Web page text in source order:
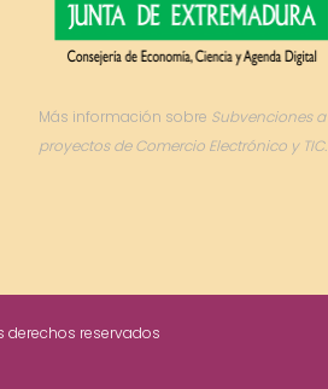
Más información sobre Subvenciones a
proyectos de Comercio Electrónico y TIC.
derechos reservados